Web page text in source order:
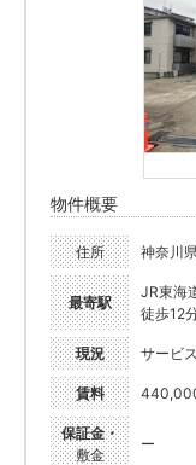
物件概要
住所 神奈川
最寄駅
JR東海
徒歩12
現況 サービ
賃料
保証金・
敷金
ー